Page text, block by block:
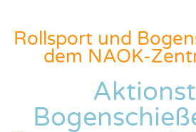
Rollsport und
dem NAOK-